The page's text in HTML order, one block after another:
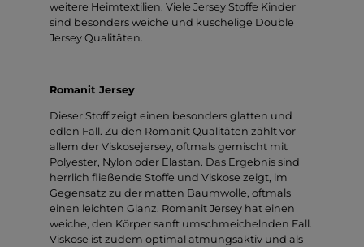
weitere Heimtextilien. Viele Jersey Stoffe Kinder
sind besonders weiche und kuschelige Double
Jersey Qualitäten.
Romanit Jersey
Dieser Stoff zeigt einen besonders glatten und
edlen Fall. Zu den Romanit Qualitäten zählt vor
allem der Viskosejersey, oftmals gemischt mit
Polyester, Nylon oder Elastan. Das Ergebnis sind
herrlich fließende Stoffe und Viskose zeigt, im
Gegensatz zu der matten Baumwolle, oftmals
einen leichten Glanz. Romanit Jersey hat einen
weiche, den Körper sanft umschmeichelnden Fall.
Viskose ist zudem optimal atmungsaktiv und als